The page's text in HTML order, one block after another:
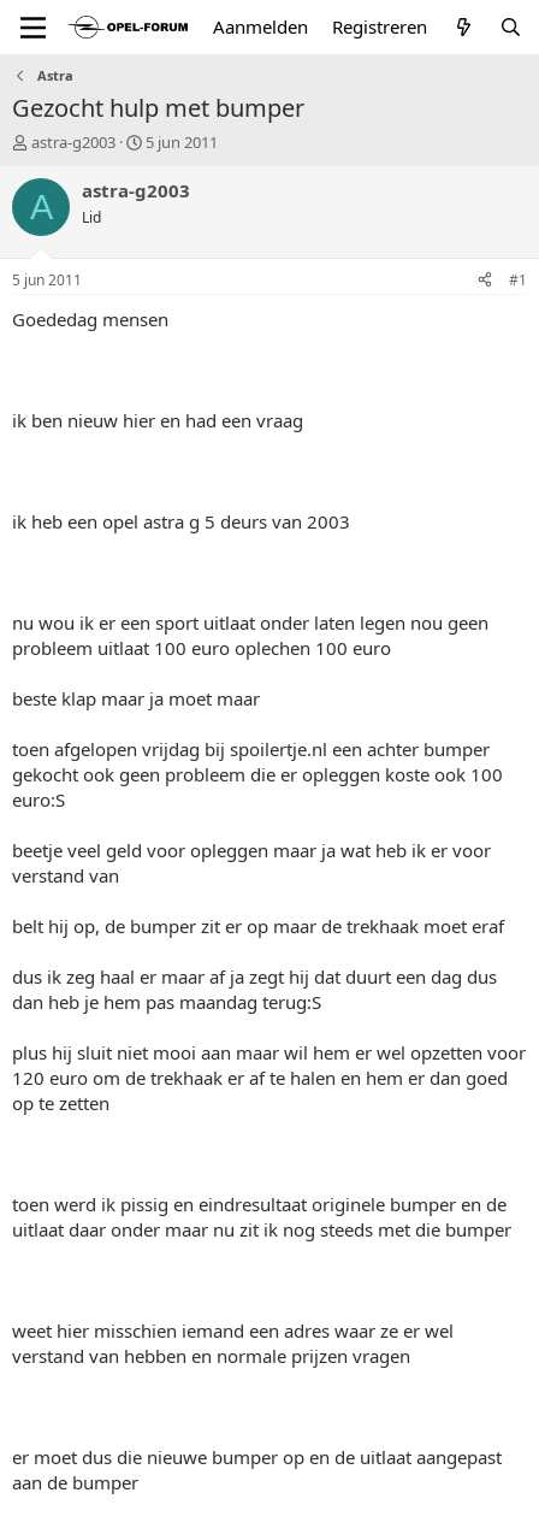
Aanmelden Registreren
Astra
Gezocht hulp met bumper
T
p
i
a
r
astra-g2003
S
a
r
u
5 jun 2011
A astra-g2003
Lid
5 jun 2011 #1
Goededag mensen
ik ben nieuw hier en had een vraag
ik heb een opel astra g 5 deurs van 2003
nu wou ik er een sport uitlaat onder laten legen nou geen
probleem uitlaat 100 euro oplechen 100 euro
beste klap maar ja moet maar
toen afgelopen vrijdag bij spoilertje.nl een achter bumper
gekocht ook geen probleem die er opleggen koste ook 100
euro:S
beetje veel geld voor opleggen maar ja wat heb ik er voor
verstand van
belt hij op, de bumper zit er op maar de trekhaak moet eraf
dus ik zeg haal er maar af ja zegt hij dat duurt een dag dus
dan heb je hem pas maandag terug:S
plus hij sluit niet mooi aan maar wil hem er wel opzetten voor
120 euro om de trekhaak er af te halen en hem er dan goed
op te zetten
toen werd ik pissig en eindresultaat originele bumper en de
uitlaat daar onder maar nu zit ik nog steeds met die bumper
weet hier misschien iemand een adres waar ze er wel
verstand van hebben en normale prijzen vragen
er moet dus die nieuwe bumper op en de uitlaat aangepast
aan de bumper